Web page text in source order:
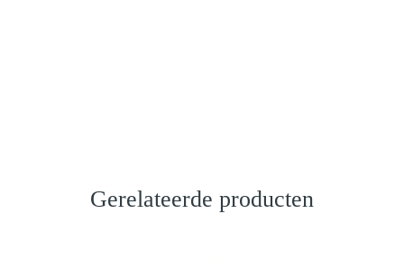
Gerelateerde producten